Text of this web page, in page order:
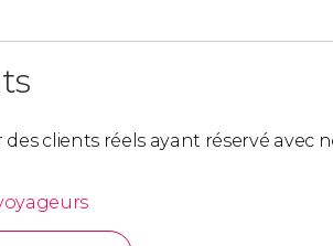
clients réels ayant réservé avec